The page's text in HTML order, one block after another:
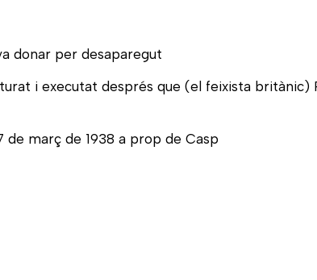
donar per desaparegut
i executat després que (el feixista
març de 1938 a prop de Casp